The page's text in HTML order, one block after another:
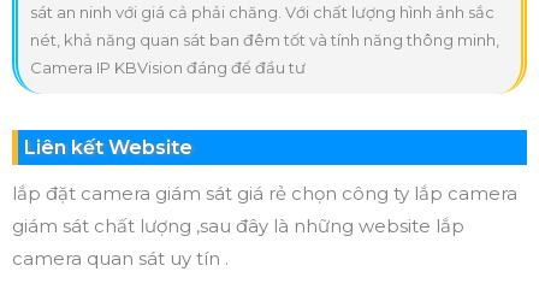
sát an ninh với giá cả phải chăng. Với chất lượng hình ảnh sắc
nét, khả năng quan sát ban đêm tốt và tính năng thông minh,
Camera IP KBVision đáng để đầu tư
Liên kết Website
lắp đặt camera giám sát giá rẻ chọn công ty lắp camera
giám sát chất lượng ,sau đây là những website lắp
camera quan sát uy tín .